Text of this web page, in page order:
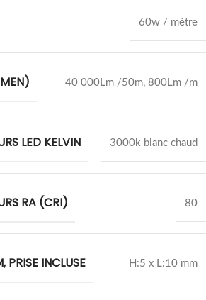
60w / mètre
40 000Lm /50m, 800Lm /m
LED KELVIN 3000k blanc chaud
RA (CRI) 80
PRISE INCLUSE H:5 x L:10 mm